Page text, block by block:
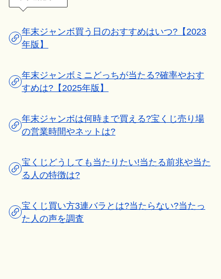
年末ジャンボ買う日のおすすめはいつ?【2023
年版】
年末ジャンボミニどっちが当たる?確率やおす
すめは?【2025年版】
年末ジャンボは何時まで買える?宝くじ売り場
の営業時間やネットは?
宝くじどうしても当たりたい!当たる前兆や当た
る人の特徴は?
宝くじ買い方3連バラとは?当たらない?当たっ
た人の声を調査